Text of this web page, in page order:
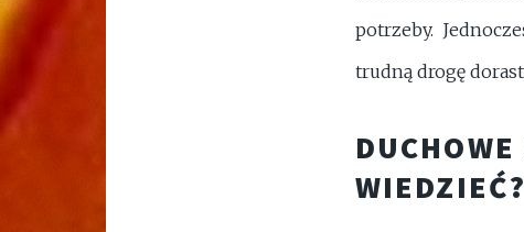
potrzeby.
trudną drogę
WIEDZIEĆ?